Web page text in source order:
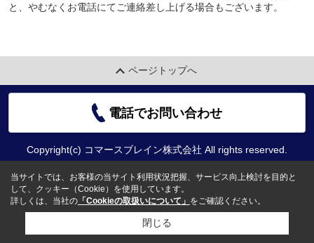
と、やむなくお電話にてご連絡差し上げる場合もございます。
ページトップへ
電話でお問い合わせ
Copyright(c) コマースブレイン株式会社 All rights reserved.
当サイトでは、お客様の当サイト利用状況把握、サービス向上検討を目的と
して、クッキー（Cookie）を使用しています。
詳しくは、当社の 「Cookieの取扱いについて」 をご確認ください。
閉じる